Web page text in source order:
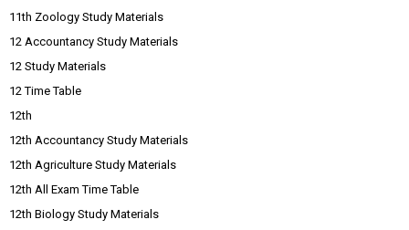
11th Zoology Study Materials
12 Accountancy Study Materials
12 Study Materials
12 Time Table
12th
12th Accountancy Study Materials
12th Agriculture Study Materials
12th All Exam Time Table
12th Biology Study Materials